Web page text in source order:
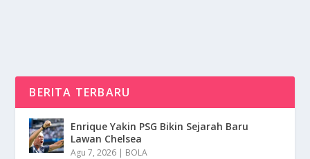
BERITA TERBARU
Enrique Yakin PSG Bikin Sejarah Baru
Lawan Chelsea
Agu 7, 2026 | BOLA